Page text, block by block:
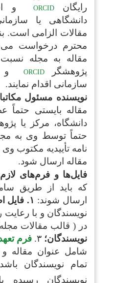
رایگانORCID
و
دانشگاهی یا
مقالات الزامی است.
محترم درخواست
مقاله به مجله
پژوهشگر
ORCID
و
سازمانی اقدام نمایند.
نویسنده مسئول
مقاله بایستی
دانشگاه، مرکز یا
حتماً توسط وی به
نامه تأییدیه مکتوب
مقاله ارسال شود.
فایل‌ها و فرم‌های لازم
که باید از طریق
ارسال شوند: ۱. فایل
نویسندگان و با رعایت
در ( قالب مقالات
نویسندگان؛ ۳. فرم
شامل عنوان مقاله و
تمام نویسندگان
نویسندگان رسیده